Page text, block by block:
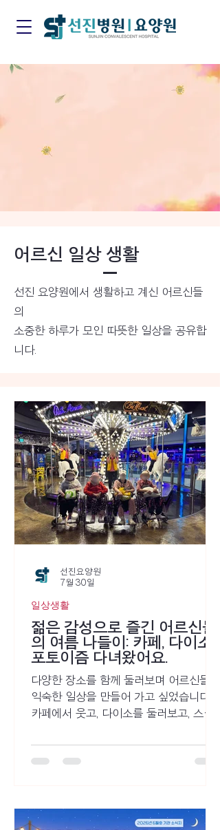
어르신 일상 생활
선진 요양원에서 생활하고 계신 어르신들
의
소중한 하루가 모인 따뜻한 일상을 공유합
니다.
젊은 감성으로 즐긴 어르신들
의 여름 나들이: 카페, 다이소,
포토이즘 다녀왔어요.
다양한 장소를 함께 둘러보며 어르신들과
익숙한 일상을 만들어 가고 싶었습니다.
카페에서 웃고, 다이소를 둘러보고, 스티
함께한 여름 나들이. 평범한 하루가 모여
특별한 기억이 된 이야기를 담았습니다.
일상생활
선진요양원
7월 30일